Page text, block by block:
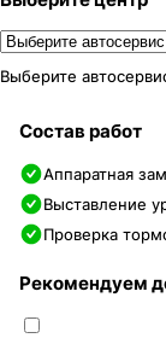
Выберите
Состав работ
Аппаратная
Выставление
Проверка
Рекомендуем